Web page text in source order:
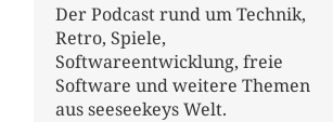
Der Podcast rund um Technik,
Retro, Spiele,
Softwareentwicklung, freie
Software und weitere Themen
aus seeseekeys Welt.